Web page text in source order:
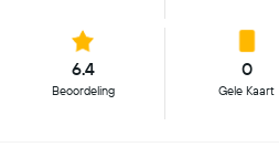
6.4
Beoordeling
0
Gele Kaart